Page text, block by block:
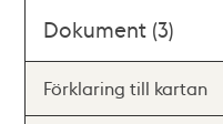
Dokument (3)
Förklaring till kartan